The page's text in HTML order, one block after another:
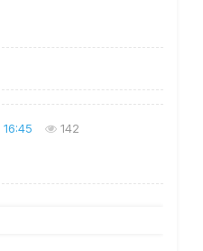
16:45 142